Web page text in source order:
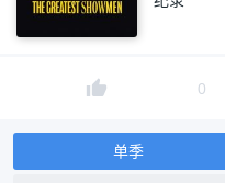
0
单季